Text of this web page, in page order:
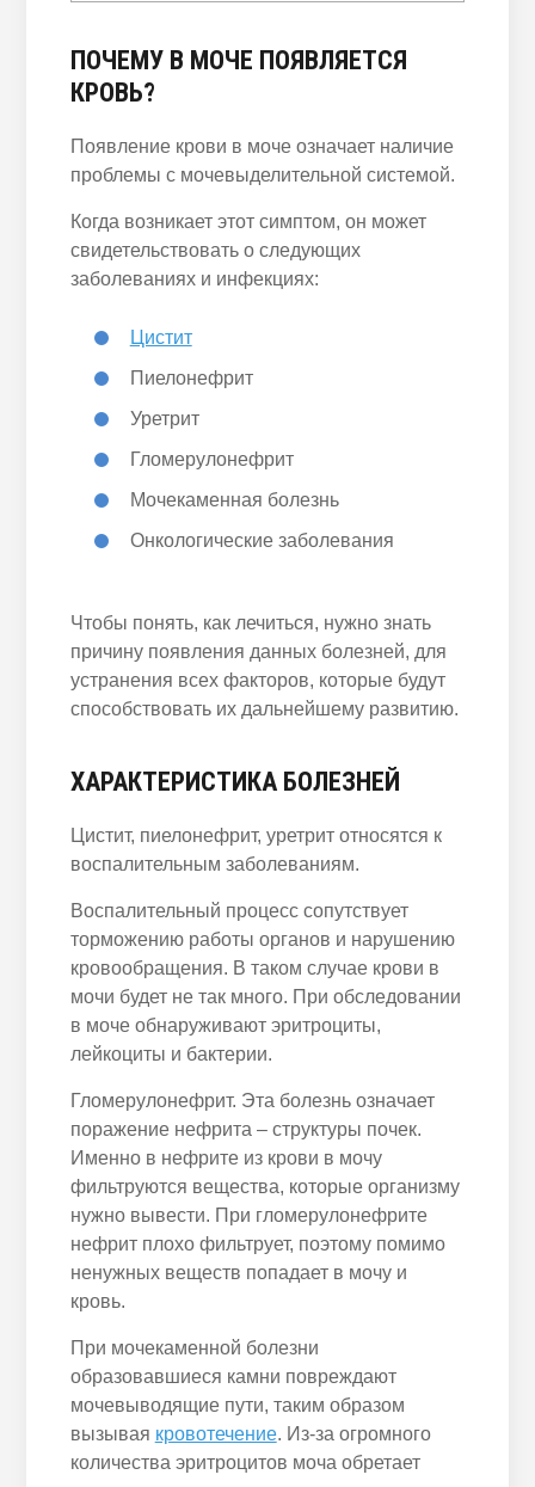
ПОЧЕМУ В МОЧЕ ПОЯВЛЯЕТСЯ
КРОВЬ?
Появление крови в моче означает наличие
проблемы с мочевыделительной системой.
Когда возникает этот симптом, он может
свидетельствовать о следующих
заболеваниях и инфекциях:
Цистит
Пиелонефрит
Уретрит
Гломерулонефрит
Мочекаменная болезнь
Онкологические заболевания
Чтобы понять, как лечиться, нужно знать
причину появления данных болезней, для
устранения всех факторов, которые будут
способствовать их дальнейшему развитию.
ХАРАКТЕРИСТИКА БОЛЕЗНЕЙ
Цистит, пиелонефрит, уретрит относятся к
воспалительным заболеваниям.
Воспалительный процесс сопутствует
торможению работы органов и нарушению
кровообращения. В таком случае крови в
мочи будет не так много. При обследовании
в моче обнаруживают эритроциты,
лейкоциты и бактерии.
Гломерулонефрит. Эта болезнь означает
поражение нефрита – структуры почек.
Именно в нефрите из крови в мочу
фильтруются вещества, которые организму
нужно вывести. При гломерулонефрите
нефрит плохо фильтрует, поэтому помимо
ненужных веществ попадает в мочу и
кровь.
При мочекаменной болезни
образовавшиеся камни повреждают
мочевыводящие пути, таким образом
вызывая кровотечение. Из-за огромного
количества эритроцитов моча обретает